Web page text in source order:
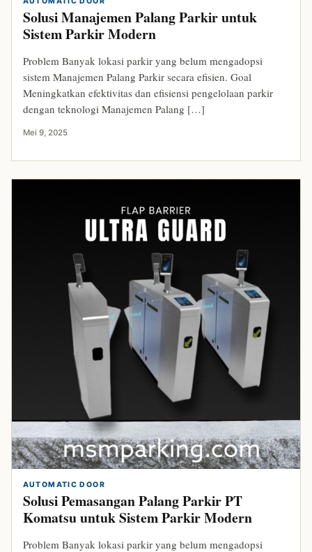
Solusi Manajemen Palang Parkir untuk
Sistem Parkir Modern
Problem Banyak lokasi parkir yang belum mengadopsi
sistem Manajemen Palang Parkir secara efisien. Goal
Meningkatkan efektivitas dan efisiensi pengelolaan parkir
dengan teknologi Manajemen Palang […]
Mei 9, 2025
AUTOMATIC DOOR
Solusi Pemasangan Palang Parkir PT
Komatsu untuk Sistem Parkir Modern
Problem Banyak lokasi parkir yang belum mengadopsi